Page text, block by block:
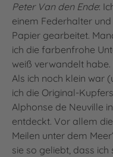
Peter Van den Ende:
einem Federhalter
Papier gearbeitet.
ich die farbenfrohe
weiß verwandelt
Als ich noch klein war
ich die Original-
Alphonse de Neuville
entdeckt. Vor allem
Meilen unter dem
sie so geliebt, dass